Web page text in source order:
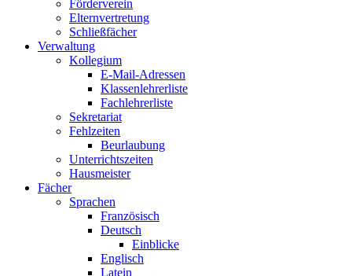
Förderverein
Elternvertretung
Schließfächer
Verwaltung
Kollegium
E-Mail-Adressen
Klassenlehrerliste
Fachlehrerliste
Sekretariat
Fehlzeiten
Beurlaubung
Unterrichtszeiten
Hausmeister
Fächer
Sprachen
Französisch
Deutsch
Einblicke
Englisch
Latein